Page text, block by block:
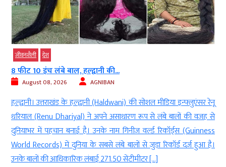
देश
10 इंच लंबे बाल, हल्द्वानी की...
August 08, 2026 AGNIBAN
उत्तराखंड के हल्द्वानी (Haldwani) की सोशल मीडिया इन्फ्लुएंसर रेनू
(Renu Dhariyal) ने अपने असाधारण रूप से लंबे बालों की वजह से
में पहचान बनाई है। उनके नाम गिनीज वर्ल्ड रिकॉर्ड्स (Guinness
Records) में दुनिया के सबसे लंबे बालों से जुड़ा रिकॉर्ड दर्ज हुआ है।
बालों की आधिकारिक लंबाई 271.50 सेंटीमीटर […]
नई
से एक